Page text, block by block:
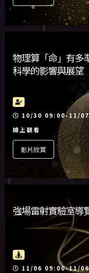
物理算「命」有多
科學的影響與展望
活動時間
10/30 09:00-11/
線上觀看
影片欣賞
強場雷射實驗室導
活動時間
11/06 09:00-11/